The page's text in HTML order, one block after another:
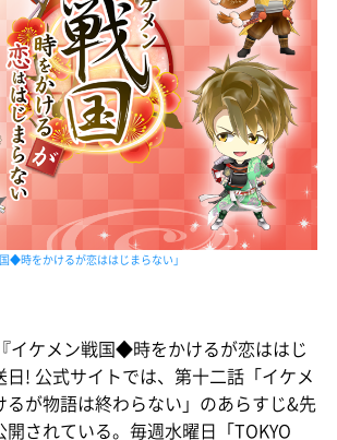
◆時をかけるが恋ははじまらない」
イケメン戦国◆時をかけるが恋ははじ
日! 公式サイトでは、第十二話「イケメ
が物語は終わらない」のあらすじ&先
されている。毎週水曜日「TOKYO